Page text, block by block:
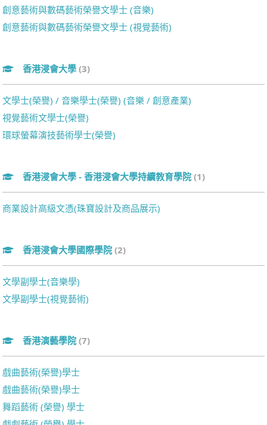
創意藝術與數碼藝術榮譽文學士 (音樂)
創意藝術與數碼藝術榮譽文學士 (視覺藝術)
香港浸會大學 (3)
文學士(榮譽) / 音樂學士(榮譽) (音樂 / 創意產業)
視覺藝術文學士(榮譽)
環球螢幕演技藝術學士(榮譽)
香港浸會大學 - 香港浸會大學持續教育學院 (1)
商業設計高級文憑(珠寶設計及商品展示)
香港浸會大學國際學院 (2)
文學副學士(音樂學)
文學副學士(視覺藝術)
香港演藝學院 (7)
戲曲藝術(榮譽)學士
戲曲藝術(榮譽)學士
舞蹈藝術 (榮譽) 學士